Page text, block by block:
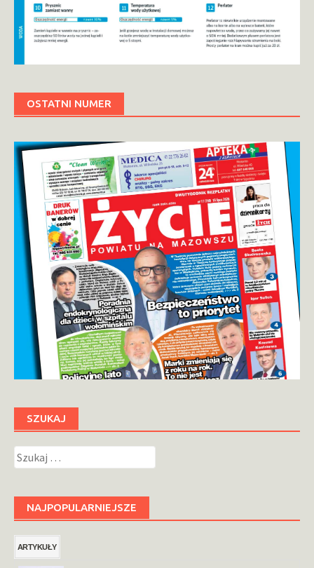
OSTATNI NUMER
SZUKAJ
Szukaj:
NAJPOPULARNIEJSZE
ARTYKUŁY